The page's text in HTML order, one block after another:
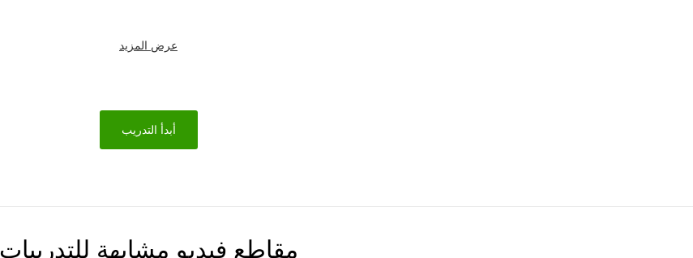
عرض المزيد
أبدأ التدريب
مقاطع فيديو مشابهة للتدريبات